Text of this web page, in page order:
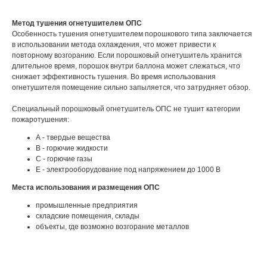
Метод тушения огнетушителем ОПС
Особенность тушения огнетушителем порошкового типа заключается
в использовании метода охлаждения, что может привести к
повторному возгоранию. Если порошковый огнетушитель хранится
длительное время, порошок внутри баллона может слежаться, что
снижает эффективность тушения. Во время использования
огнетушителя помещение сильно запыляется, что затрудняет обзор.
Специальный порошковый огнетушитель ОПС не тушит категории
пожаротушения:
А - твердые вещества
В - горючие жидкости
С - горючие газы
Е - электрооборудование под напряжением до 1000 В
Места использования и размещения ОПС
промышленные предприятия
складские помещения, склады
объекты, где возможно возгорание металлов